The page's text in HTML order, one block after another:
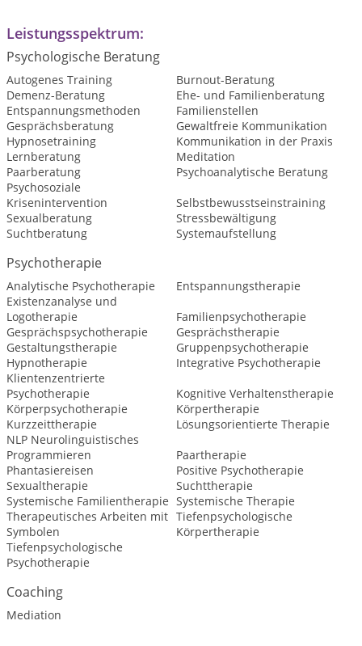
Leistungsspektrum:
Psychologische Beratung
Autogenes Training
Burnout-Beratung
Demenz-Beratung
Ehe- und Familienberatung
Entspannungsmethoden
Familienstellen
Gesprächsberatung
Gewaltfreie Kommunikation
Hypnosetraining
Kommunikation in der Praxis
Lernberatung
Meditation
Paarberatung
Psychoanalytische Beratung
Psychosoziale
Krisenintervention
Selbstbewusstseinstraining
Sexualberatung
Stressbewältigung
Suchtberatung
Systemaufstellung
Psychotherapie
Analytische Psychotherapie
Entspannungstherapie
Existenzanalyse und
Logotherapie
Familienpsychotherapie
Gesprächspsychotherapie
Gesprächstherapie
Gestaltungstherapie
Gruppenpsychotherapie
Hypnotherapie
Integrative Psychotherapie
Klientenzentrierte
Psychotherapie
Kognitive Verhaltenstherapie
Körperpsychotherapie
Körpertherapie
Kurzzeittherapie
Lösungsorientierte Therapie
NLP Neurolinguistisches
Programmieren
Paartherapie
Phantasiereisen
Positive Psychotherapie
Sexualtherapie
Suchttherapie
Systemische Familientherapie Systemische Therapie
Therapeutisches Arbeiten mit
Symbolen
Tiefenpsychologische
Körpertherapie
Tiefenpsychologische
Psychotherapie
Coaching
Mediation